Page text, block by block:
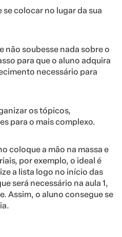
se colocar no lugar da sua
não soubesse nada sobre o
para que o aluno adquira
necessário para
os tópicos,
para o mais complexo.
coloque a mão na massa e
por exemplo, o ideal é
a lista logo no início das
será necessário na aula 1,
Assim, o aluno consegue se